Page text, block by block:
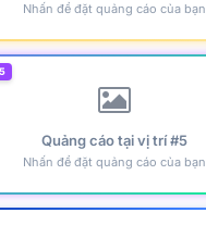
Nhấn để đặt quảng cáo của bạn
Quảng cáo tại vị trí #5
Nhấn để đặt quảng cáo của bạn